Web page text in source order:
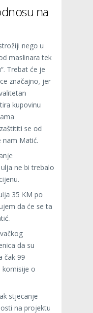
na
nego u
maslinara tek
Trebat će je
značajno, jer
kupovinu
se od
nam Matić.
ne bi trebalo
35 KM po
da će se ta
da su
čak 99
komisije o
stjecanje
na projektu